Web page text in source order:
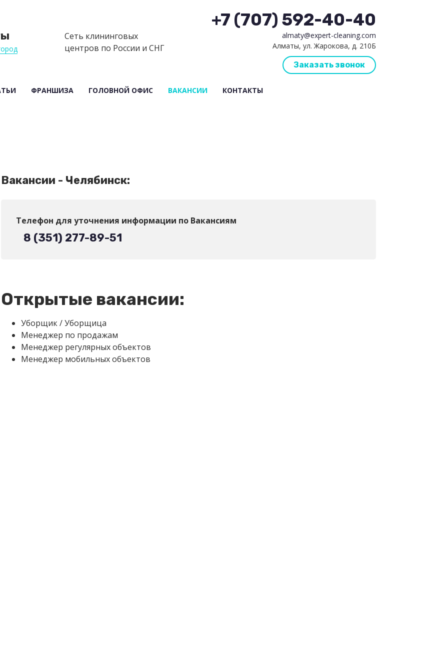
Сеть клининговых
центров по России и СНГ
+7 (707) 592-40-40
almaty@expert-cleaning.com
Алматы, ул. Жарокова, д. 210Б
Заказать звонок
ФРАНШИЗА ГОЛОВНОЙ ОФИС ВАКАНСИИ КОНТАКТЫ
Вакансии - Челябинск:
Телефон для уточнения информации по Вакансиям
8 (351) 277-89-51
Открытые вакансии:
Уборщик / Уборщица
Менеджер по продажам
Менеджер регулярных объектов
Менеджер мобильных объектов